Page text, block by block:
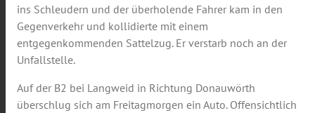
ins Schleudern und der überholende Fahrer kam in den
Gegenverkehr und kollidierte mit einem
entgegenkommenden Sattelzug. Er verstarb noch an der
Unfallstelle.
Auf der B2 bei Langweid in Richtung Donauwörth
überschlug sich am Freitagmorgen ein Auto. Offensichtlich